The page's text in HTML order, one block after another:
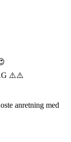
⚠️⚠️
anretning med